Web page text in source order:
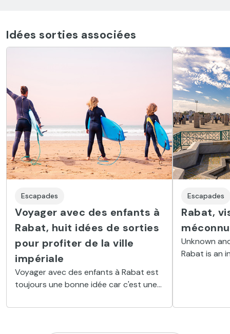
Idées sorties associées
Escapades
Voyager avec des enfants à
Rabat, huit idées de sorties
pour profiter de la ville
impériale
Voyager avec des enfants à Rabat est
toujours une bonne idée car c'est une
nombreuses activités pour les plus
Escapades
Rabat,
Unknown
Rabat is an